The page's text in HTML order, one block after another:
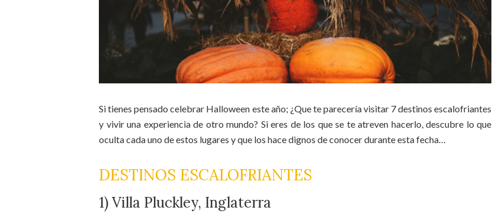
Si tienes pensado celebrar Halloween este año; ¿Que te parecería visitar 7 destinos escalofriantes
y vivir una experiencia de otro mundo? Si eres de los que se te atreven hacerlo, descubre lo que
oculta cada uno de estos lugares y que los hace dignos de conocer durante esta fecha…
DESTINOS ESCALOFRIANTES
1) Villa Pluckley, Inglaterra